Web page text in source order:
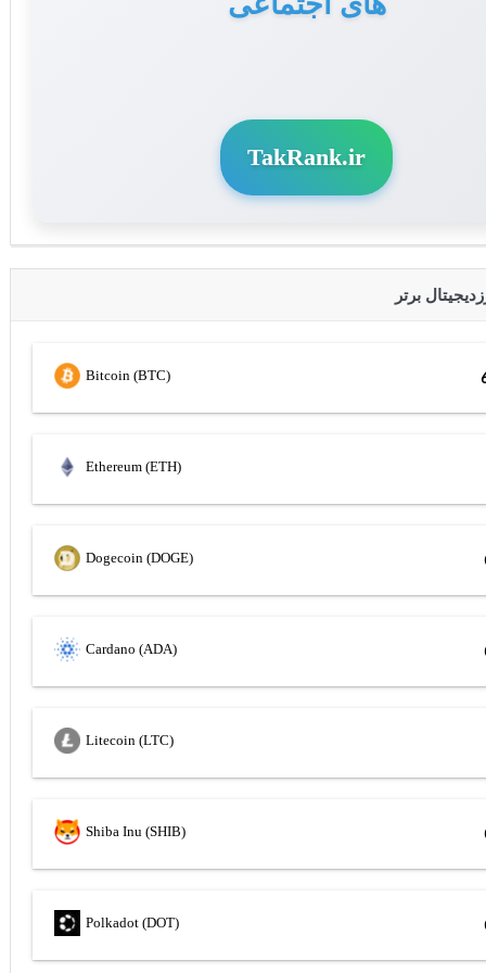
TakRank.ir
Bitcoin (BTC)
Ethereum (ETH)
Dogecoin (DOGE)
Cardano (ADA)
Litecoin (LTC)
Shiba Inu (SHIB)
Polkadot (DOT)